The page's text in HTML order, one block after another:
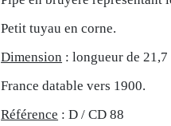
Petit tuyau en corne.
Dimension : longueur de 21,7
France datable vers 1900.
Référence : D / CD 88